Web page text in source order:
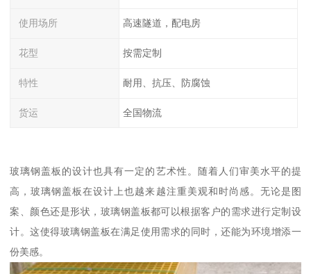
使用场所 高速隧道，配电房
花型 按需定制
特性 耐用、抗压、防腐蚀
货运 全国物流
玻璃钢盖板的设计也具有一定的艺术性。随着人们审美水平的提
高，玻璃钢盖板在设计上也越来越注重美观和时尚感。无论是图
案、颜色还是形状，玻璃钢盖板都可以根据客户的需求进行定制设
计。这使得玻璃钢盖板在满足使用需求的同时，还能为环境增添一
份美感。